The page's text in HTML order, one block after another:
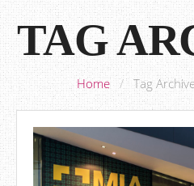
TAG
Home / Tag